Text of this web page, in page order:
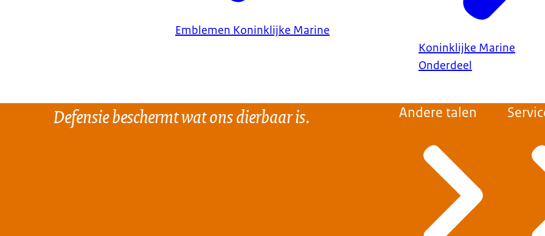
Emblemen Koninklijke Marine
Koninklijke Marine
Onderdeel
Defensie beschermt wat ons dierbaar is. Andere talen